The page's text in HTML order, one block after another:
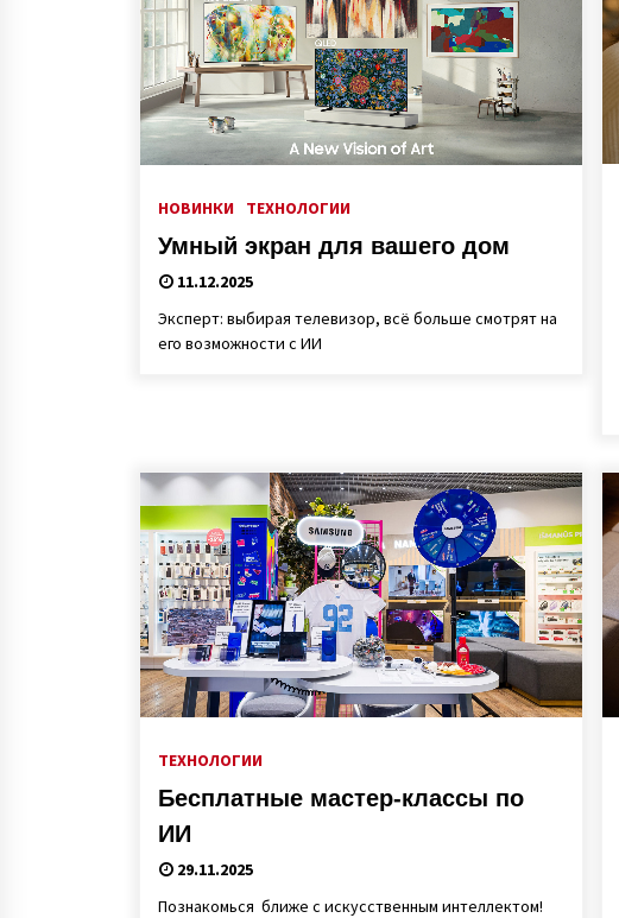
НОВИНКИ ТЕХНОЛОГИИ
Умный экран для вашего дом
11.12.2025
Эксперт: выбирая телевизор, всё больше смотрят на
его возможности с ИИ
ТЕХНОЛОГИИ
Бесплатные мастер-классы по
ИИ
29.11.2025
Познакомься ближе с искусственным интеллектом!